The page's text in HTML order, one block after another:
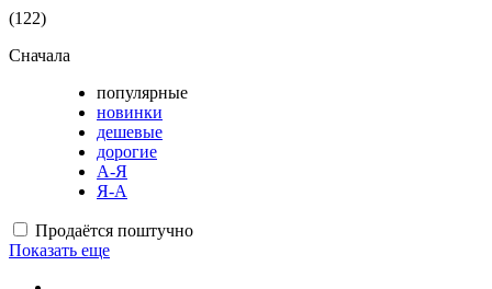
(122)
Сначала
популярные
новинки
дешевые
дорогие
А-Я
Я-А
Продаётся поштучно
Показать еще